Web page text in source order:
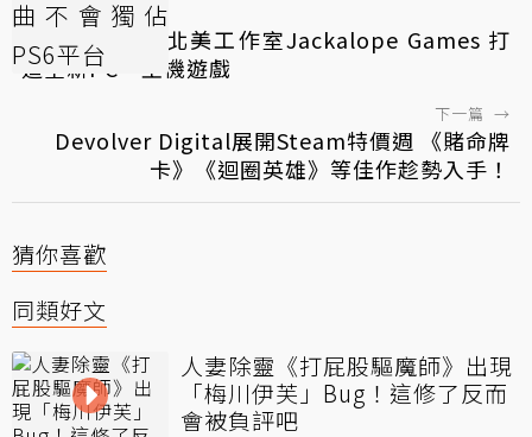
← 上一篇
網易成立首間北美工作室Jackalope Games 打
造全新PC、主機遊戲
下一篇 →
Devolver Digital展開Steam特價週 《賭命牌
卡》《迴圈英雄》等佳作趁勢入手！
猜你喜歡
同類好文
人妻除靈《打屁股驅魔師》出現
「梅川伊芙」Bug！這修了反而
會被負評吧